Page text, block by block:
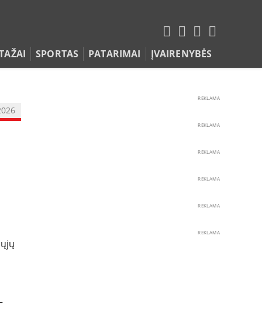
SPORTAS PATARIMAI ĮVAIRENYBĖS
REKLAMA
REKLAMA
REKLAMA
REKLAMA
REKLAMA
REKLAMA